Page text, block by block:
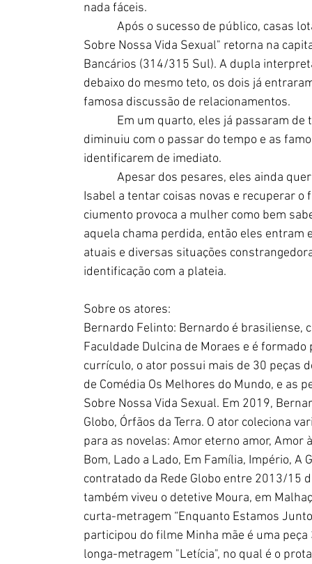
nada fáceis.
Após o sucesso de público, casas
Sobre Nossa Vida Sexual" retorna na
Bancários (314/315 Sul). A dupla
debaixo do mesmo teto, os dois já
famosa discussão de relacionamentos.
Em um quarto, eles já passaram de
diminuiu com o passar do tempo e as
identificarem de imediato.
Apesar dos pesares, eles ainda
Isabel a tentar coisas novas e recuperar
ciumento provoca a mulher como bem
aquela chama perdida, então eles entram
atuais e diversas situações
identificação com a plateia.
Sobre os atores:
Bernardo Felinto: Bernardo é brasiliense,
Faculdade Dulcina de Moraes e é formado
currículo, o ator possui mais de 30 peças
de Comédia Os Melhores do Mundo, e as
Sobre Nossa Vida Sexual. Em 2019,
Globo, Órfãos da Terra. O ator coleciona
para as novelas: Amor eterno amor, Amor
Bom, Lado a Lado, Em Família, Império, A
contratado da Rede Globo entre 2013/15
também viveu o detetive Moura, em
curta-metragem “Enquanto Estamos
participou do filme Minha mãe é uma
longa-metragem "Letícia", no qual é o